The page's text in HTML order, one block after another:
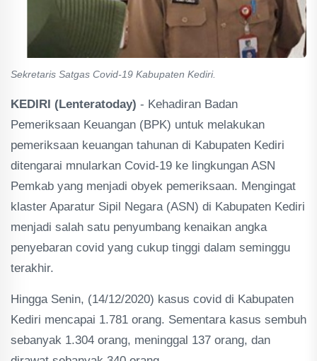
Sekretaris Satgas Covid-19 Kabupaten Kediri.
KEDIRI (Lenteratoday) - Kehadiran Badan
Pemeriksaan Keuangan (BPK) untuk melakukan
pemeriksaan keuangan tahunan di Kabupaten Kediri
ditengarai mnularkan Covid-19 ke lingkungan ASN
Pemkab yang menjadi obyek pemeriksaan. Mengingat
klaster Aparatur Sipil Negara (ASN) di Kabupaten Kediri
menjadi salah satu penyumbang kenaikan angka
penyebaran covid yang cukup tinggi dalam seminggu
terakhir.
Hingga Senin, (14/12/2020) kasus covid di Kabupaten
Kediri mencapai 1.781 orang. Sementara kasus sembuh
sebanyak 1.304 orang, meninggal 137 orang, dan